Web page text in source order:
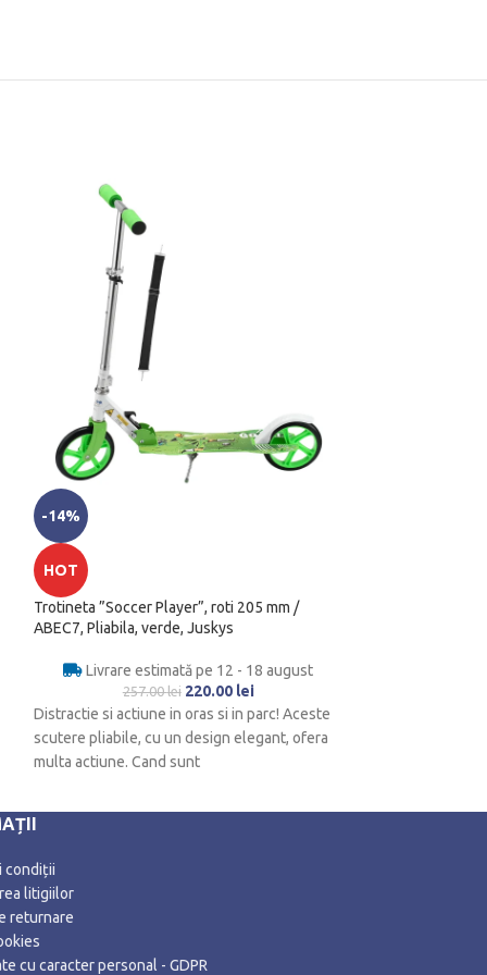
-14%
HOT
Trotineta ”Soccer Player”, roti 205 mm /
ABEC7, Pliabila, verde, Juskys
Livrare estimată pe 12 - 18 august
257.00lei 220.00 lei
Distractie si actiune in oras si in parc! Aceste
scutere pliabile, cu un design elegant, ofera
multa actiune. Cand sunt
condiții
litigiilor
returnare
cu caracter personal - GDPR